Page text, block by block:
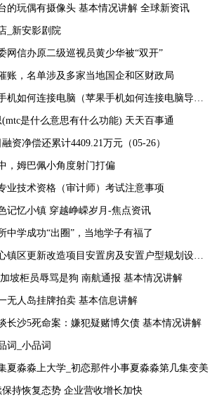
的玩偶有摄像头 基本情况讲解 全球新资讯
_新安影剧院
网信办原二级巡视员黄少华被“双开”
账，名单涉及多家当地国企和区财政局
如何连接电脑（苹果手机如何连接电脑导出照片）
是什么意思有什么功能) 天天百事通
资净偿还累计4409.21万元（05-26）
，姆巴佩小角度射门打偏
业技术资格（审计师）考试注意事项
记忆小镇 穿越峥嵘岁月-焦点资讯
中学成功“出圈”，当地学子有福了
新改造项目安置房及安置户型规划设计征求意见... 天天快资讯
坡柜员辱骂是狗 南航通报 基本情况讲解
无人岛挂牌拍卖 基本信息讲解
长沙5死命案：嫌犯疑赌博欠债 基本情况讲解
词_小品词
夏淼淼上大学_初恋那件小事夏淼淼第几集变美
持恢复态势 企业营收增长加快